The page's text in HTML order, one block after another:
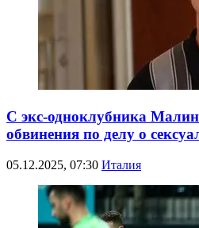
С экс-одноклубника
обвинения по делу о
05.12.2025, 07:30 Италия